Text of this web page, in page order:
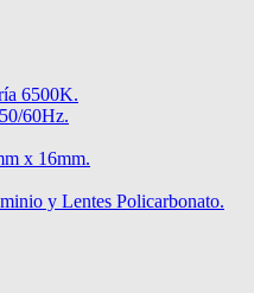
6500K.
60Hz.
x 16mm.
y Lentes Policarbonato.